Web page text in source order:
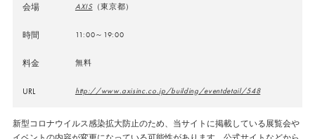
会場 AXIS（東京都）
時間 11:00～19:00
料金 無料
URL http://www.axisinc.co.jp/building/eventdetail/548
新型コロナウイルス感染拡大防止のため、当サイトに掲載している展覧会や